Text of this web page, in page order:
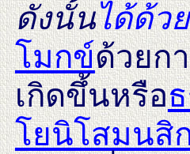
ดังนั้นได้ด้ว
โมกข์ด้วยก
เกิดขึ้นหรือ
โยนิโสมนสิ